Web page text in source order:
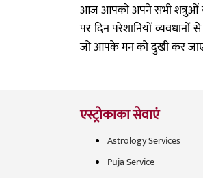
आज आपको अपने सभी शत्रुओं से
पर दिन परेशानियों
जो आपके मन को दुखी कर
एस्ट्रोकाका सेवाएं
Astrology Services
Puja Service